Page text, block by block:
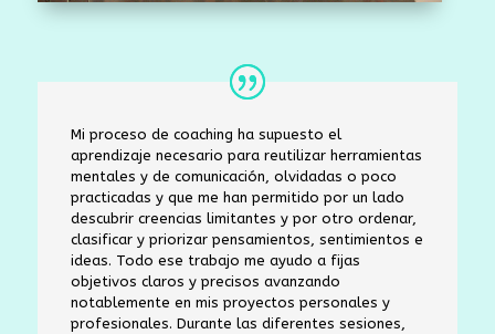
Mi proceso de coaching ha supuesto el
aprendizaje necesario para reutilizar herramientas
mentales y de comunicación, olvidadas o poco
practicadas y que me han permitido por un lado
descubrir creencias limitantes y por otro ordenar,
clasificar y priorizar pensamientos, sentimientos e
ideas. Todo ese trabajo me ayudo a fijas
objetivos claros y precisos avanzando
notablemente en mis proyectos personales y
profesionales. Durante las diferentes sesiones,